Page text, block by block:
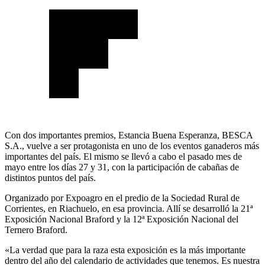
Con dos importantes premios, Estancia Buena Esperanza, BESCA
S.A., vuelve a ser protagonista en uno de los eventos ganaderos más
importantes del país. El mismo se llevó a cabo el pasado mes de
mayo entre los días 27 y 31, con la participación de cabañas de
distintos puntos del país.
Organizado por Expoagro en el predio de la Sociedad Rural de
Corrientes, en Riachuelo, en esa provincia. Allí se desarrolló la 21ª
Exposición Nacional Braford y la 12ª Exposición Nacional del
Ternero Braford.
«La verdad que para la raza esta exposición es la más importante
dentro del año del calendario de actividades que tenemos. Es nuestra